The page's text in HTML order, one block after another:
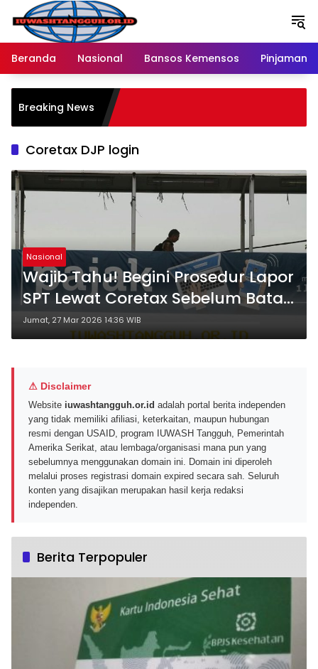
Langsung
konten
Beranda
Nasional Bansos Kemensos Pinjaman
Breaking News
Coretax DJP login
Nasional
Wajib Tahu! Begini Prosedur Lapor
SPT Lewat Coretax Sebelum Batas
Akhir 30 April 2026
Jumat, 27 Mar 2026 14:36 WIB
⚠ Disclaimer
Website iuwashtangguh.or.id adalah portal berita independen
yang tidak memiliki afiliasi, keterkaitan, maupun hubungan
resmi dengan USAID, program IUWASH Tangguh, Pemerintah
Amerika Serikat, atau lembaga/organisasi mana pun yang
sebelumnya menggunakan domain ini. Domain ini diperoleh
melalui proses registrasi domain expired secara sah. Seluruh
konten yang disajikan merupakan hasil kerja redaksi
independen.
Berita Terpopuler